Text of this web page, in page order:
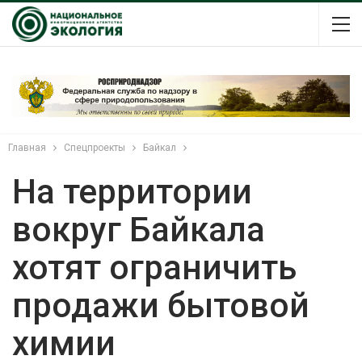
Главная Спецпроекты Байкал
На территории
вокруг Байкала
хотят ограничить
продажи бытовой
химии